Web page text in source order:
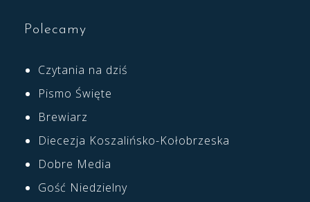
Polecamy
Czytania na dziś
Pismo Święte
Brewiarz
Diecezja Koszalińsko-Kołobrzeska
Dobre Media
Gość Niedzielny